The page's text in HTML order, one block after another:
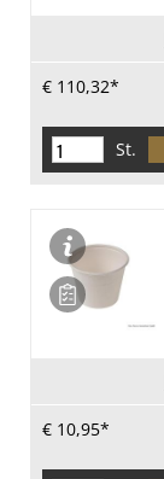
€ 110,32*
St.
€ 10,95*